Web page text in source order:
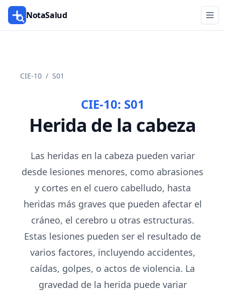
NotaSalud
CIE-10 / S01
CIE-10: S01
Herida de la cabeza
Las heridas en la cabeza pueden variar
desde lesiones menores, como abrasiones
y cortes en el cuero cabelludo, hasta
heridas más graves que pueden afectar el
cráneo, el cerebro u otras estructuras.
Estas lesiones pueden ser el resultado de
varios factores, incluyendo accidentes,
caídas, golpes, o actos de violencia. La
gravedad de la herida puede variar